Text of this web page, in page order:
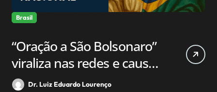
Brasil
“Oração a São Bolsonaro”
viraliza nas redes e causa
desconforto entre cristãos
Dr. Luiz Eduardo Lourenço